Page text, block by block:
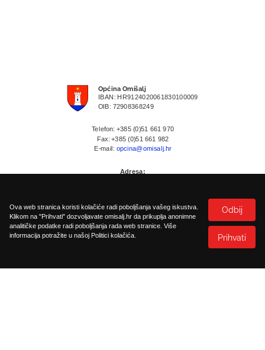
Općina Omišalj
IBAN: HR9124020061830100009
OIB: 72908368249
Telefon: +385 (0)51 661 970
Fax: +385 (0)51 661 982
E-mail: opcina@omisalj.hr
Adresa:
Politika kolačića
©2026
Ova web stranica koristi kolačiće radi poboljšanja vašeg iskustva.
Klikom na "Prihvati" dozvoljavate omisalj.hr da prikuplja anonimne
analitičke podatke radi poboljšanja rada web stranice. Više
informacija potražite u našoj Politici kolačića.
Odbij
Prihvati